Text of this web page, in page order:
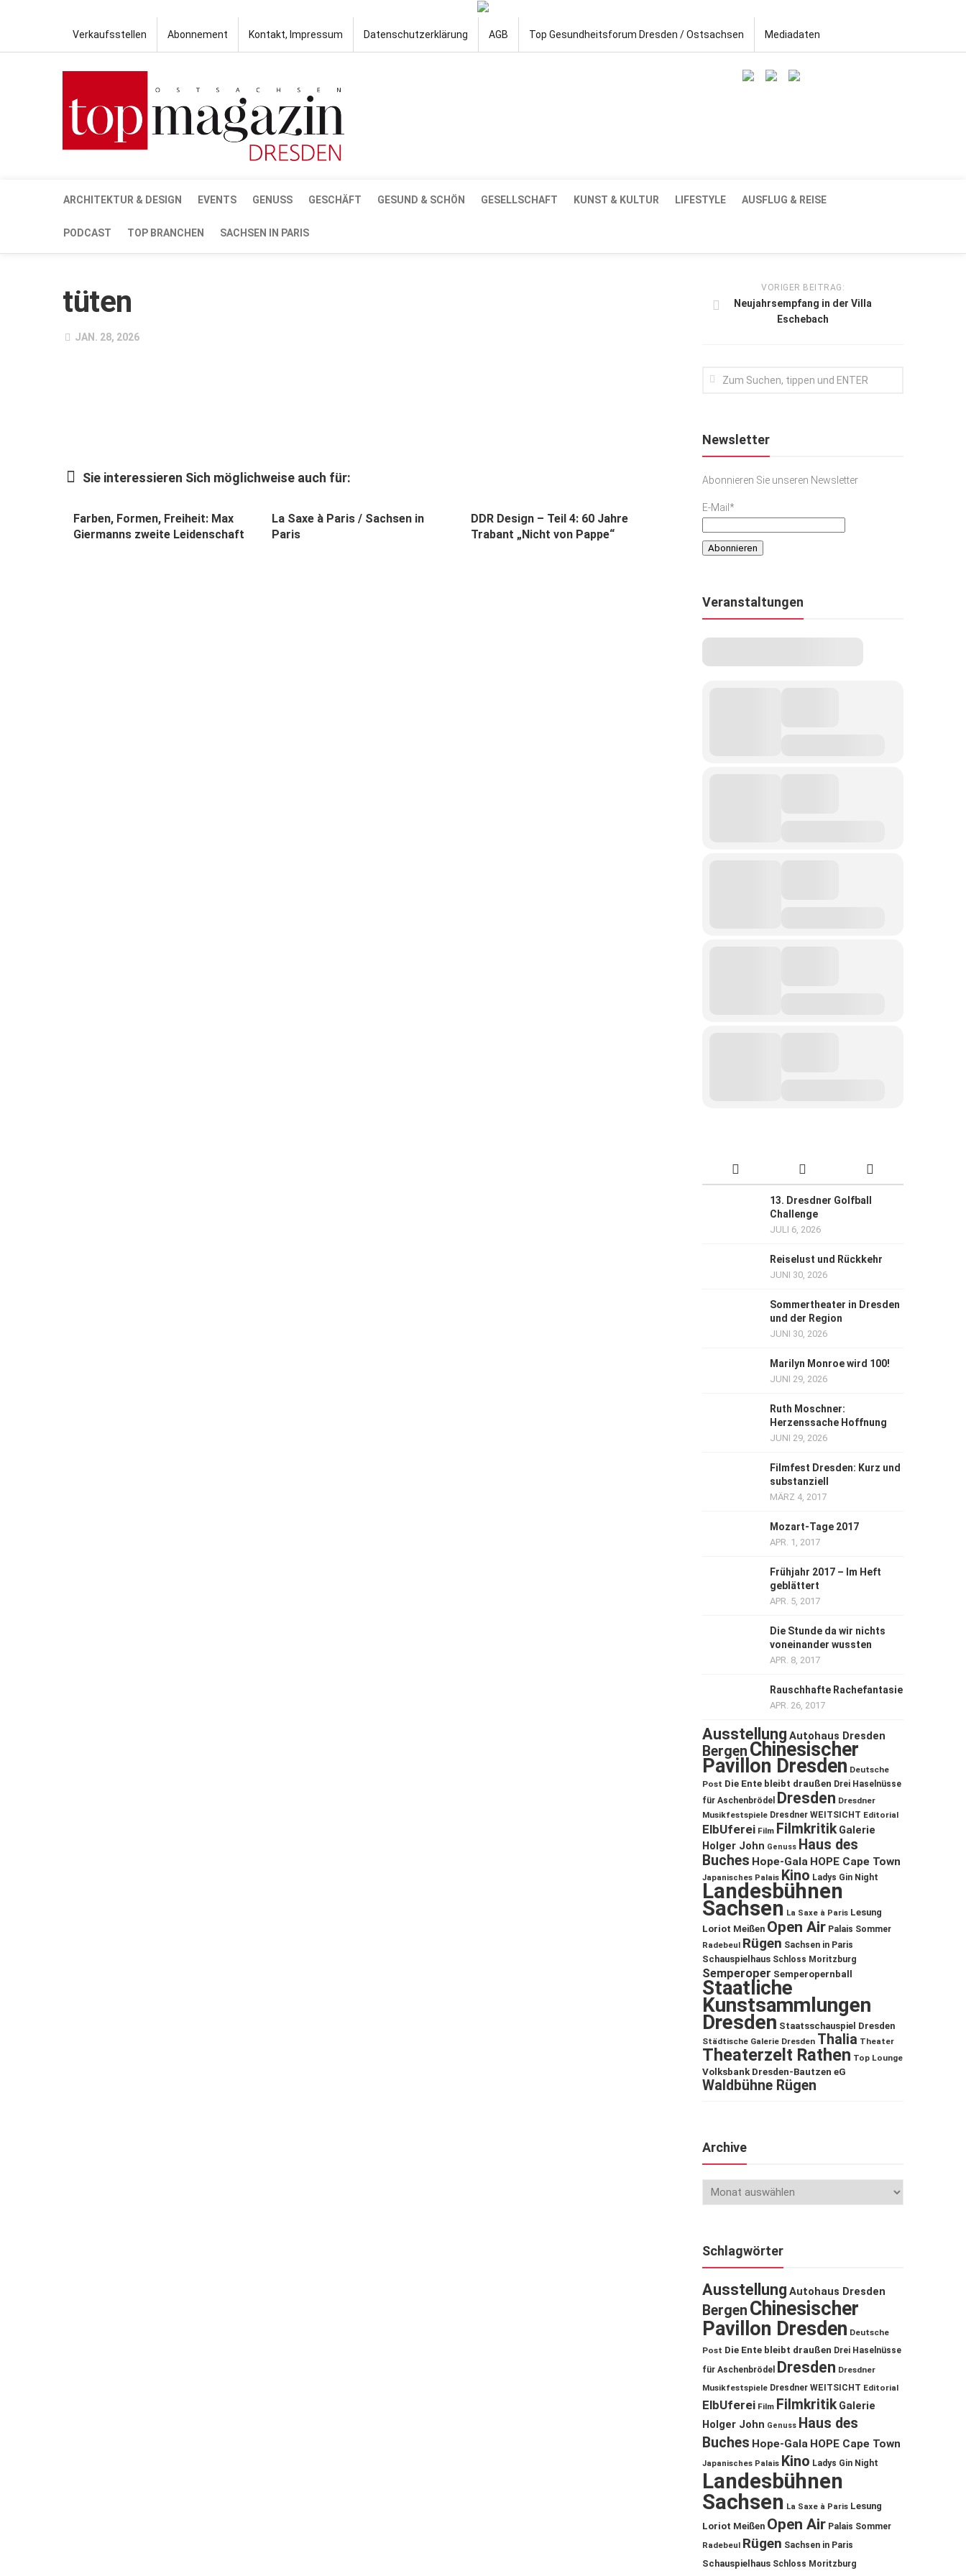
Verkaufsstellen Abonnement Kontakt, Impressum Datenschutzerklärung AGB Top Gesundheitsforum Dresden / Ostsachsen Mediadaten
ARCHITEKTUR & DESIGN EVENTS GENUSS GESCHÄFT GESUND & SCHÖN GESELLSCHAFT KUNST & KULTUR LIFESTYLE AUSFLUG & REISE
PODCAST TOP BRANCHEN SACHSEN IN PARIS
tüten
JAN. 28, 2026
Sie interessieren Sich möglichweise auch für:
Farben, Formen, Freiheit: Max
Giermanns zweite Leidenschaft
La Saxe à Paris / Sachsen in
Paris
DDR Design – Teil 4: 60 Jahre
Trabant „Nicht von Pappe“
VORIGER BEITRAG:
Neujahrsempfang in der Villa
Eschebach
Newsletter
Abonnieren Sie unseren Newsletter
E-Mail*
Veranstaltungen
13. Dresdner Golfball
Challenge
JULI 6, 2026
Reiselust und Rückkehr
JUNI 30, 2026
Sommertheater in Dresden
und der Region
JUNI 30, 2026
Marilyn Monroe wird 100!
JUNI 29, 2026
Ruth Moschner:
Herzenssache Hoffnung
JUNI 29, 2026
Filmfest Dresden: Kurz und
substanziell
MÄRZ 4, 2017
Mozart-Tage 2017
APR. 1, 2017
Frühjahr 2017 – Im Heft
geblättert
APR. 5, 2017
Die Stunde da wir nichts
voneinander wussten
APR. 8, 2017
Rauschhafte Rachefantasie
APR. 26, 2017
Ausstellung Autohaus Dresden
Bergen Chinesischer
Pavillon Dresden Deutsche
Post Die Ente bleibt draußen Drei Haselnüsse
für Aschenbrödel
Dresden Dresdner
Musikfestspiele Dresdner WEITSICHT Editorial
ElbUferei Film Filmkritik Galerie
Holger John Genuss Haus des
Buches Hope-Gala HOPE Cape Town
Japanisches Palais Kino Ladys Gin Night
Landesbühnen
Sachsen La Saxe à Paris Lesung
Loriot Meißen Open Air Palais Sommer
Radebeul Rügen Sachsen in Paris
Schauspielhaus Schloss Moritzburg
Semperoper Semperopernball
Staatliche
Kunstsammlungen
Dresden Staatsschauspiel Dresden
Städtische Galerie Dresden Thalia Theater
Theaterzelt Rathen Top Lounge
Volksbank Dresden-Bautzen eG
Waldbühne Rügen
Archive
Schlagwörter
Ausstellung Autohaus Dresden
Bergen Chinesischer
Pavillon Dresden Deutsche
Post Die Ente bleibt draußen Drei Haselnüsse
für Aschenbrödel
Dresden Dresdner
Musikfestspiele Dresdner WEITSICHT Editorial
ElbUferei Film Filmkritik Galerie
Holger John Genuss Haus des
Buches Hope-Gala HOPE Cape Town
Japanisches Palais Kino Ladys Gin Night
Landesbühnen
Sachsen La Saxe à Paris Lesung
Loriot Meißen Open Air Palais Sommer
Radebeul Rügen Sachsen in Paris
Schauspielhaus Schloss Moritzburg